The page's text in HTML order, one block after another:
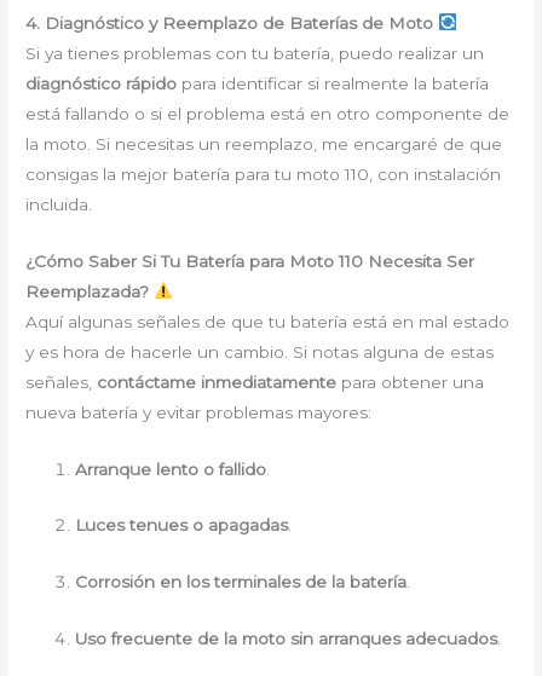
4. Diagnóstico y Reemplazo de Baterías de Moto
Si ya tienes problemas con tu batería, puedo realizar un
diagnóstico rápido para identificar si realmente la batería
está fallando o si el problema está en otro componente de
la moto. Si necesitas un reemplazo, me encargaré de que
consigas la mejor batería para tu moto 110, con instalación
incluida.
¿Cómo Saber Si Tu Batería para Moto 110 Necesita Ser
Reemplazada?
Aquí algunas señales de que tu batería está en mal estado
y es hora de hacerle un cambio. Si notas alguna de estas
señales, contáctame inmediatamente para obtener una
nueva batería y evitar problemas mayores:
Arranque lento o fallido
Luces tenues o apagadas.
Corrosión en los terminales de la batería.
Uso frecuente de la moto sin arranques adecuados.